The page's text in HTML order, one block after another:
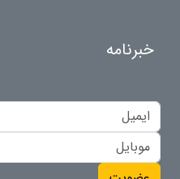
خبرنامه